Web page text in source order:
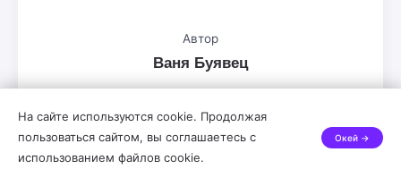
Автор
Ваня Буявец
Помогаю получать клиентов из Телеграм через
построение доверительных отношений с
На сайте используются cookie. Продолжая
пользоваться сайтом, вы соглашаетесь с
использованием файлов cookie.
Окей →